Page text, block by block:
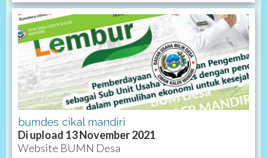
bumdes cikal mandiri
Di upload 13 November 2021
Website BUMN Desa